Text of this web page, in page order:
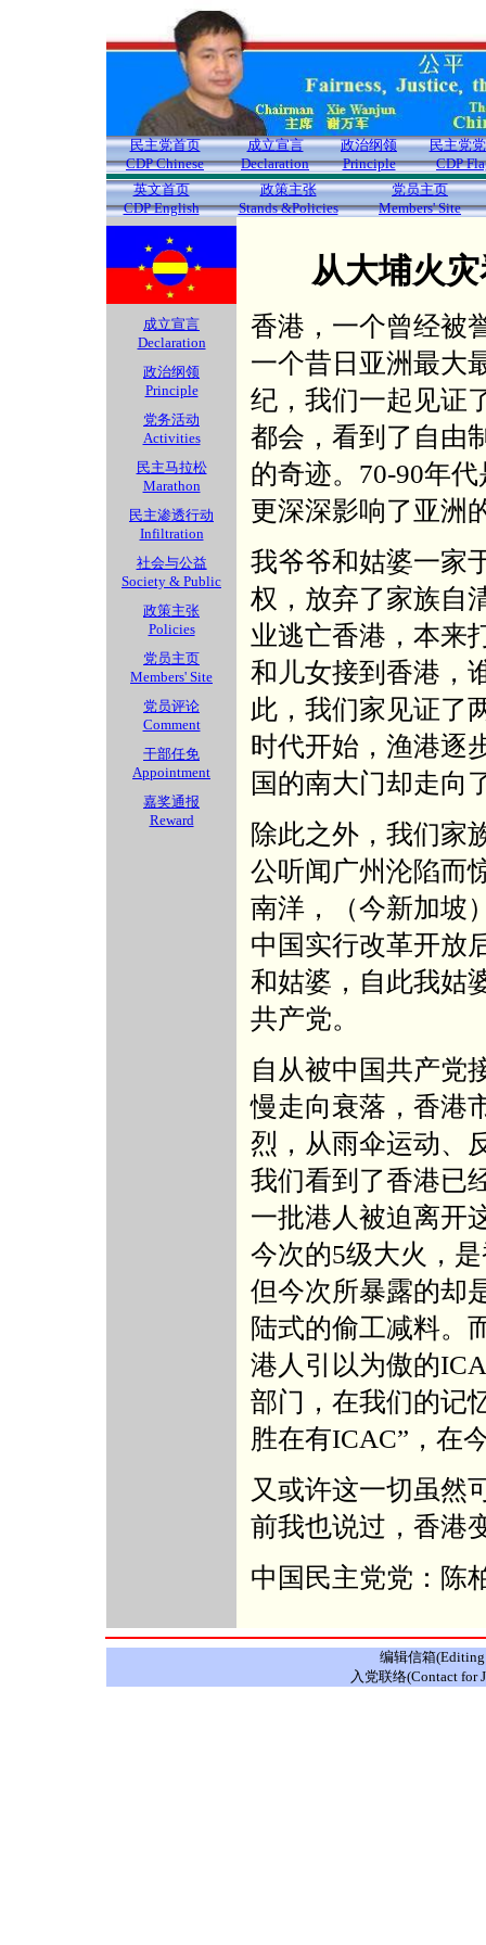
民主党首页
CDP Chinese
成立宣言
Declaration
政治纲领
Principle
民主党
CDP
英文首页
CDP English
政策主张
Stands &Policies
党员主页
Members' Site
成立宣言
Declaration
政治纲领
Principle
党务活动
Activities
民主马拉松
Marathon
民主渗透行动
Infiltration
社会与公益
Society & Public
政策主张
Policies
党员主页
Members' Site
党员评论
Comment
干部任免
Appointment
嘉奖通报
Reward
从大埔火
香港，一个曾经被
一个昔日亚洲最大
纪，我们一起见证
都会，看到了自由
的奇迹。70-90年
更深深影响了亚洲
我爷爷和姑婆一家
权，放弃了家族自
业逃亡香港，本来
和儿女接到香港，
此，我们家见证了
时代开始，渔港逐
国的南大门却走向
除此之外，我们家
公听闻广州沦陷而
南洋，（今新加坡
中国实行改革开放
和姑婆，自此我姑
共产党。
自从被中国共产党
慢走向衰落，香港
烈，从雨伞运动、
我们看到了香港已
一批港人被迫离开
今次的5级大火，
但今次所暴露的却
陆式的偷工减料。
港人引以为傲的
部门，在我们的记
胜在有ICAC”，在
又或许这一切虽然
前我也说过，香港
中国民主党党：陈
编辑信箱
入党联络(Contact for